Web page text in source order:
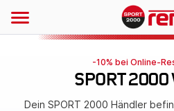
-10% bei Online-
SPORT 2000
Dein SPORT 2000 Händler